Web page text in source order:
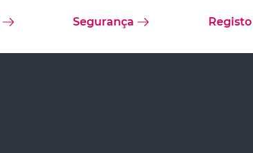
Segurança Registo